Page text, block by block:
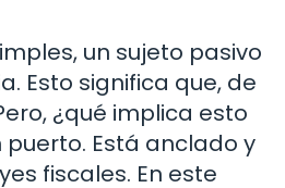
un sujeto pasivo
Esto significa que, de
¿qué implica esto
Está anclado y
fiscales. En este